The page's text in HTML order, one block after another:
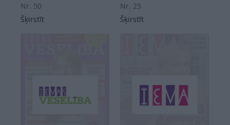
Nr. 50
Šķirstīt
Nr. 25
Šķirstīt